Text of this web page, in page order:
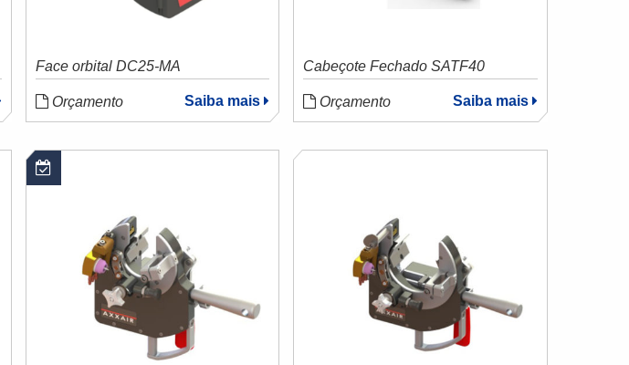
Face orbital DC25-MA
Orçamento Saiba mais
Cabeçote Fechado SATF40
Orçamento Saiba mais